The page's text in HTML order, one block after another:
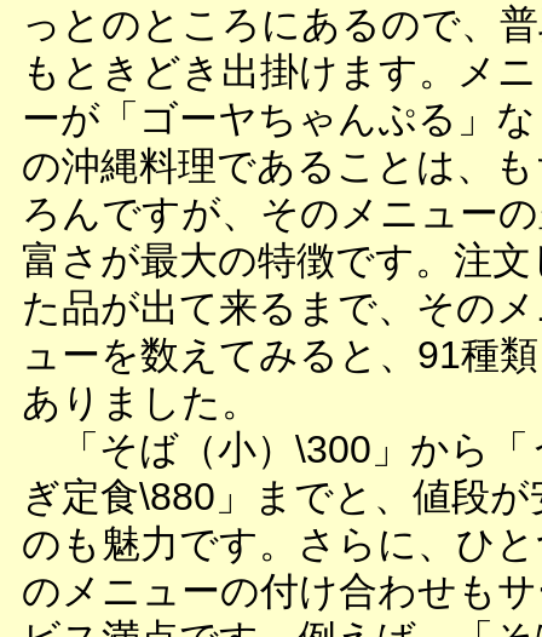
っとのところにあるので、
もときどき出掛けます。メ
ーが「ゴーヤちゃんぷる」
の沖縄料理であることは、
ろんですが、そのメニュー
富さが最大の特徴です。注文
た品が出て来るまで、その
ューを数えてみると、91種
ありました。
「そば（小）\300」から「
ぎ定食\880」までと、値段が
のも魅力です。さらに、ひ
のメニューの付け合わせも